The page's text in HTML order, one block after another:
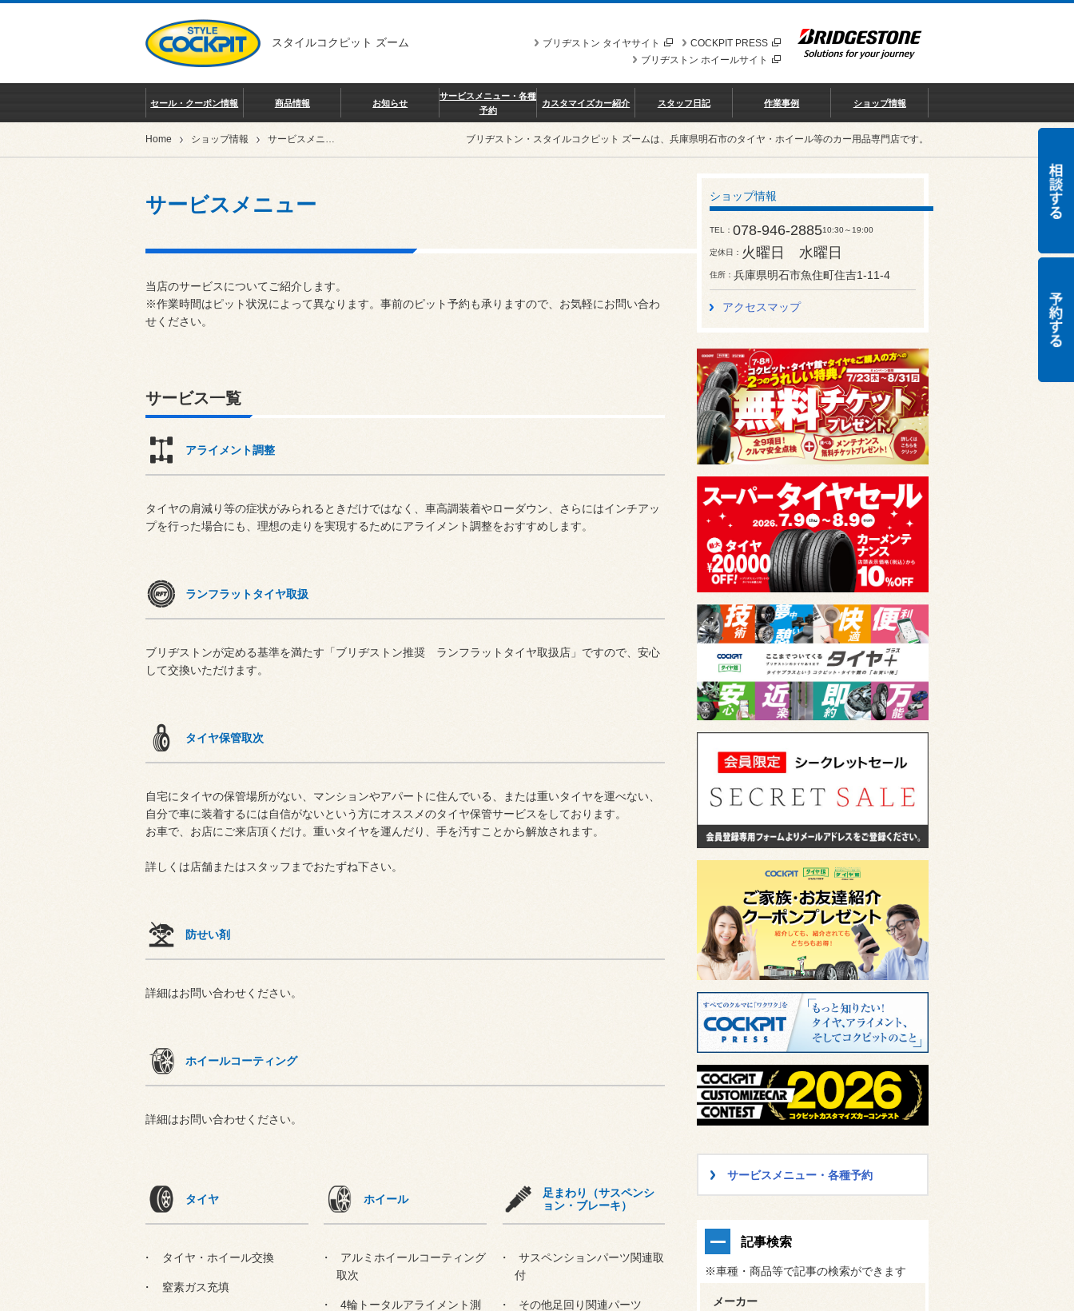
スタイルコクピット ズーム COCKPIT PRESS
ブリヂストン タイヤサイト
ブリヂストン ホイールサイト
セール・クーポン情報 商品情報 お知らせ
サービスメニュー・各種
予約
カスタマイズカー紹介 スタッフ日記 作業事例 ショップ情報
Home ショップ情報 サービスメニュー ブリヂストン・スタイルコクピット ズームは、兵庫県明石市のタイヤ・ホイール等のカー用品専門店です。
サービスメニュー
当店のサービスについてご紹介します。
※作業時間はピット状況によって異なります。事前のピット予約も承りますので、お気軽にお問い合わ
せください。
サービス一覧
アライメント調整
タイヤの肩減り等の症状がみられるときだけではなく、車高調装着やローダウン、さらにはインチアッ
プを行った場合にも、理想の走りを実現するためにアライメント調整をおすすめします。
ランフラットタイヤ取扱
ブリヂストンが定める基準を満たす「ブリヂストン推奨 ランフラットタイヤ取扱店」ですので、安心
して交換いただけます。
タイヤ保管取次
自宅にタイヤの保管場所がない、マンションやアパートに住んでいる、または重いタイヤを運べない、
自分で車に装着するには自信がないという方にオススメのタイヤ保管サービスをしております。
お車で、お店にご来店頂くだけ。重いタイヤを運んだり、手を汚すことから解放されます。
詳しくは店舗またはスタッフまでおたずね下さい。
防せい剤
詳細はお問い合わせください。
ホイールコーティング
詳細はお問い合わせください。
タイヤ
タイヤ・ホイール交換
窒素ガス充填
ホイール
アルミホイールコーティング
取次
4輪トータルアライメント測
足まわり（サスペンシ
ョン・ブレーキ）
サスペンションパーツ関連取
付
その他足回り関連パーツ
ショップ情報
TEL 078-946-288510:30～19:00
定休日 火曜日 水曜日
住所 兵庫県明石市魚住町住吉1-11-4
アクセスマップ
サービスメニュー・各種予約
記事検索
※車種・商品等で記事の検索ができます
メーカー